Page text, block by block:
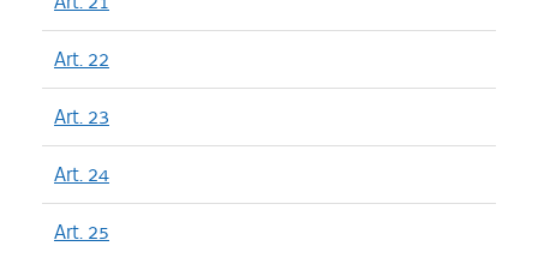
Art. 22
Art. 23
Art. 24
Art. 25